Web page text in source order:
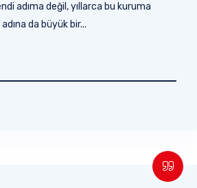
adıma değil, yıllarca bu kuruma
da büyük bir...